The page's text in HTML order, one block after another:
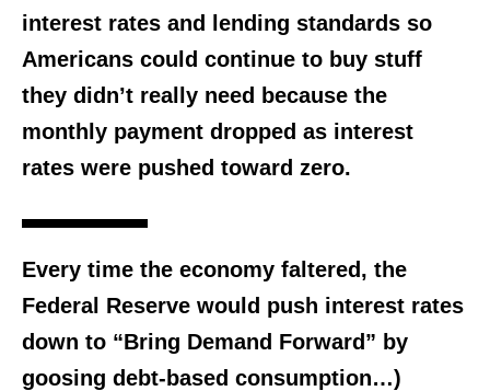
interest rates and lending standards so
Americans could continue to buy stuff
they didn’t really need because the
monthly payment dropped as interest
rates were pushed toward zero.
Every time the economy faltered, the
Federal Reserve would push interest rates
down to “Bring Demand Forward” by
goosing debt-based consumption…)